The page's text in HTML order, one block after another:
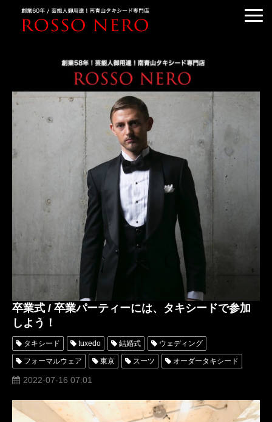
TUXEDO RENTAL
TUXEDO RANKING
KIMONO DRESS
CUSTOMER'S VOICE
COLUMN &BLOG
ABOUT US
ACCESS
卒業式 / 卒業パーティーには、タキシードで参加
しよう！
タキシード tuxedo 結婚式 ウェディング
フォーマルウェア 東京 スーツ オーダータキシード
レンタルタキシード
タキシードオーダー東京 タキシードレンタル東京 成人式
2022-07-16 07:01